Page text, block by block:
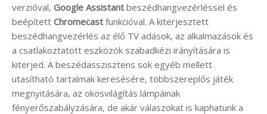
verzióval, Google Assistant beszédhangvezérléssel és
beépített Chromecast funkcióval. A kiterjesztett
beszédhangvezérlés az élő TV adások, az alkalmazások és
a csatlakoztatott eszközök szabadkézi irányítására is
kiterjed. A beszédasszisztens sok egyéb mellett
utasítható tartalmak keresésére, többszereplős játék
megnyitására, az okosvilágítás lámpáinak
fényerőszabályzására, de akár válaszokat is kaphatunk a